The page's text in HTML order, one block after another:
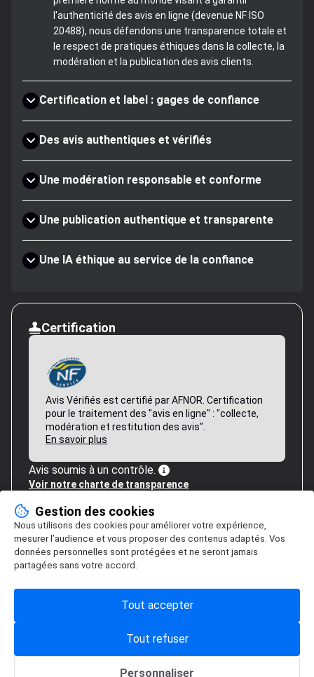
l'authenticité des avis en ligne (devenue NF ISO
20488), nous défendons une transparence totale et
le respect de pratiques éthiques dans la collecte, la
modération et la publication des avis clients.
Certification et label : gages de confiance
Des avis authentiques et vérifiés
Une modération responsable et conforme
Une publication authentique et transparente
Une IA éthique au service de la confiance
Certification
Avis Vérifiés est certifié par AFNOR. Certification
pour le traitement des "avis en ligne" : "collecte,
modération et restitution des avis".
En savoir plus
Avis soumis à un contrôle.
Voir notre charte de transparence
Gestion des cookies
Nous utilisons des cookies pour améliorer votre expérience,
mesurer l’audience et vous proposer des contenus adaptés. Vos
données personnelles sont protégées et ne seront jamais
partagées sans votre accord.
Personnaliser
Tout refuser
Tout accepter